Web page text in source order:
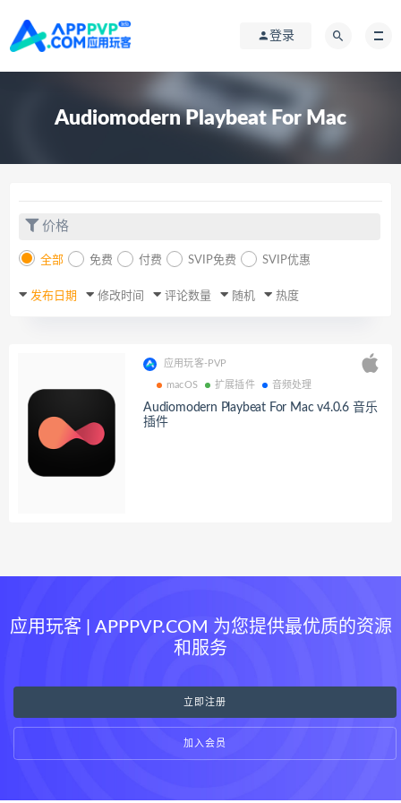
登录
Audiomodern Playbeat For Mac
价格
全部 免费 付费 SVIP免费 SVIP优惠
发布日期 修改时间 评论数量 随机 热度
应用玩客-PVP
macOS 扩展插件 音频处理
Audiomodern Playbeat For Mac v4.0.6 音乐
插件
应用玩客 | APPPVP.COM 为您提供最优质的资源
和服务
立即注册
加入会员